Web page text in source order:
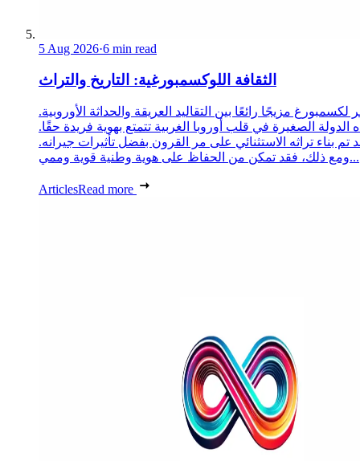
5 Aug 2026·6 min read
الثقافة اللوكسمبورغية: التاريخ والتراث
لكسمبورغ مزيجًا رائعًا بين التقاليد العريقة والحداثة الأوروبية.
الدولة الصغيرة في قلب أوروبا الغربية تتمتع بهوية فريدة حقًا.
تم بناء تراثه الاستثنائي على مر القرون بفضل تأثيرات جيرانه.
ومع ذلك، فقد تمكن من الحفاظ على هوية وطنية قوية وممي...
ArticlesRead more